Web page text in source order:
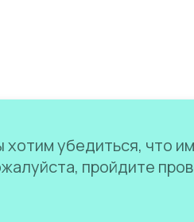
хотим убедиться, что
пройдите